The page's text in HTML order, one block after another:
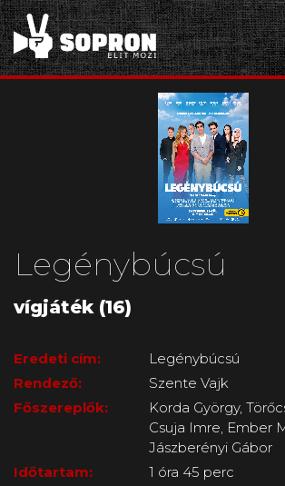
Legénybúcsú
vígjáték (16)
Eredeti cím:
Legénybúcsú
Rendező:
Szente Vajk
Főszereplők:
Korda György,
Csuja Imre, Ember
Jászberényi Gábor
Időtartam:
1 óra 45 perc